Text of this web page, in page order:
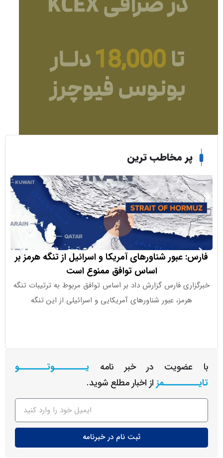
پر مخاطب ترین
عبور شناورهای آمریکا و اسرائیل از تنگه هرمز بر
اساس توافق ممنوع است
فارس گزارش داد بر اساس توافق مربوط به ترتیبات تنگه
هرمز، عبور شناورهای آمریکایی و اسرائیلی از این تنگه
چالش
در خبر نامه
یـــــــــوتــــــــو
از اخبار مطلع شوید.
ثبت نام در خبرنامه